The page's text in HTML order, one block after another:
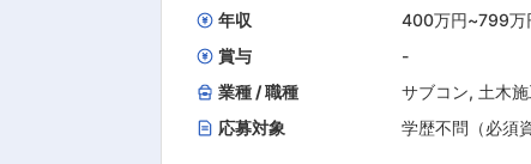
年収
400万円~799万
賞与
-
業種 / 職種
サブコン, 土木
応募対象
学歴不問（必須